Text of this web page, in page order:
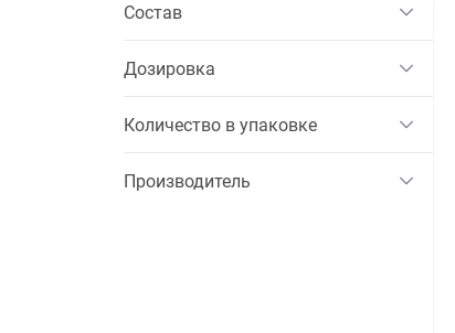
Состав
Дозировка
Количество в упаковке
Производитель